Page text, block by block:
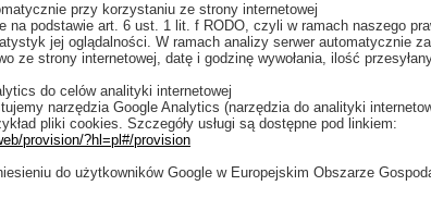
przy korzystaniu ze strony internetowej
na podstawie art. 6 ust. 1 lit. f RODO, czyli w ramach naszego
jej oglądalności. W ramach analizy serwer automatycznie
ze strony internetowej, datę i godzinę wywołania, ilość
do celów analityki internetowej
narzędzia Google Analytics (narzędzia do analityki
pliki cookies. Szczegóły usługi są dostępne pod linkiem:
provision/?hl=pl#/provision
do użytkowników Google w Europejskim Obszarze